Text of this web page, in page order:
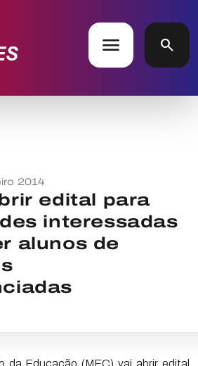
menu search
2014
edital para
interessadas
alunos de
da Educação (MEC) vai abrir edital